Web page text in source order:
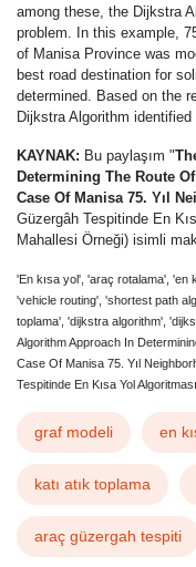
among these, the Dijkstra
problem. In this example,
of Manisa Province was
best road destination for
determined. Based on the
Dijkstra Algorithm
KAYNAK: Bu paylaşım "
Determining The Route
Case Of Manisa 75. Yıl
Güzergâh Tespitinde En
Mahallesi Örneği) isimli
'En kısa yol', 'araç rotalama', 'en
'vehicle routing', 'shortest path
toplama', 'dijkstra algorithm',
Algorithm Approach In
Case Of Manisa 75. Yıl
Tespitinde En Kısa Yol
graf modeli en
katı atık toplama
araç güzergah tespiti